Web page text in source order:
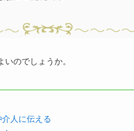
のでしょうか。
人に伝える